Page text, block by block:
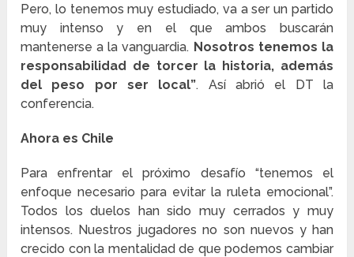
Pero, lo tenemos muy estudiado, va a ser un partido
muy intenso y en el que ambos buscarán
mantenerse a la vanguardia. Nosotros tenemos la
responsabilidad de torcer la historia, además
del peso por ser local”. Así abrió el DT la
conferencia.
Ahora es Chile
Para enfrentar el próximo desafío “tenemos el
enfoque necesario para evitar la ruleta emocional”.
Todos los duelos han sido muy cerrados y muy
intensos. Nuestros jugadores no son nuevos y han
crecido con la mentalidad de que podemos cambiar